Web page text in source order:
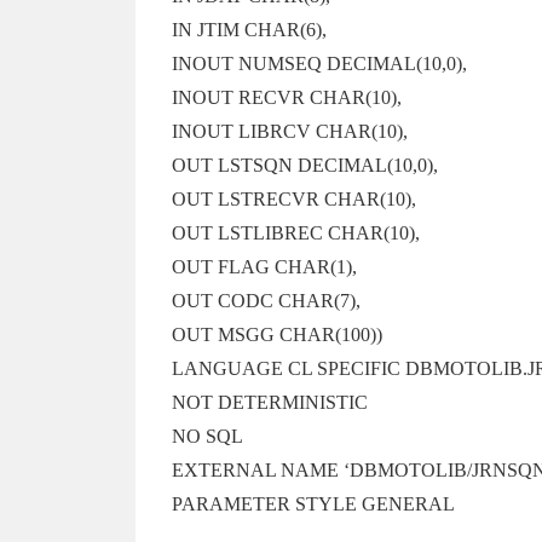
IN JTIM CHAR(6),
INOUT NUMSEQ DECIMAL(10,0),
INOUT RECVR CHAR(10),
INOUT LIBRCV CHAR(10),
OUT LSTSQN DECIMAL(10,0),
OUT LSTRECVR CHAR(10),
OUT LSTLIBREC CHAR(10),
OUT FLAG CHAR(1),
OUT CODC CHAR(7),
OUT MSGG CHAR(100))
LANGUAGE CL SPECIFIC
NOT DETERMINISTIC
NO SQL
EXTERNAL NAME ‘DBMOTOLIB/
PARAMETER STYLE GENERAL